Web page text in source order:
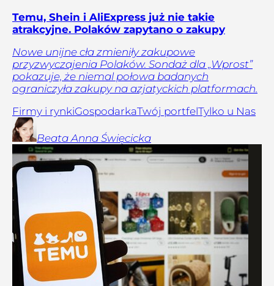
Temu, Shein i AliExpress już nie takie
atrakcyjne. Polaków zapytano o zakupy
Nowe unijne cła zmieniły zakupowe
przyzwyczajenia Polaków. Sondaż dla „Wprost”
pokazuje, że niemal połowa badanych
ograniczyła zakupy na azjatyckich platformach.
Firmy i rynkiGospodarkaTwój portfelTylko u Nas
Beata Anna Święcicka